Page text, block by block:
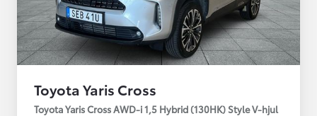
Toyota Yaris Cross
Toyota Yaris Cross AWD-i 1,5 Hybrid (130HK) Style V-hjul